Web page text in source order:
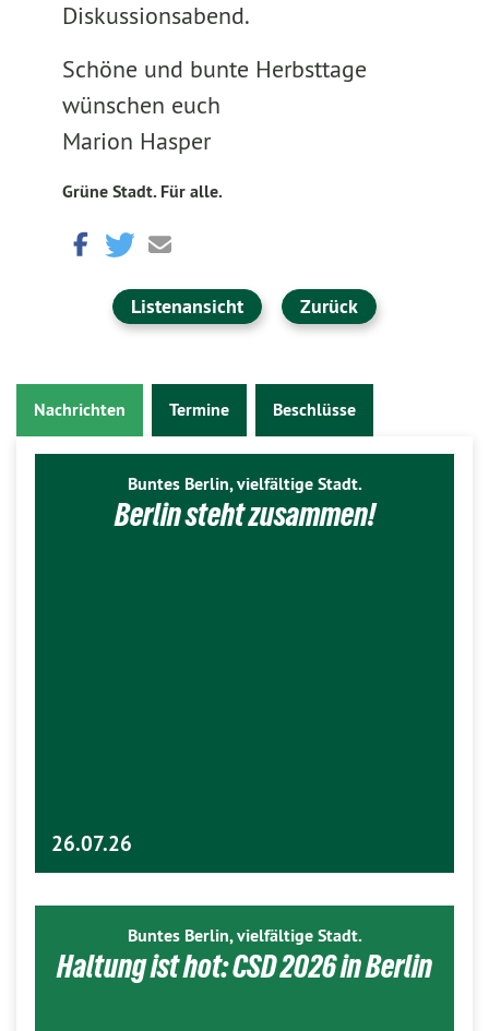
Diskussionsabend.
Schöne und bunte Herbsttage
wünschen euch
Marion Hasper
Grüne Stadt. Für alle.
Listenansicht Zurück
Nachrichten Termine Beschlüsse
Buntes Berlin, vielfältige Stadt.
Berlin steht zusammen!
26.07.26
Buntes Berlin, vielfältige Stadt.
Haltung ist hot: CSD 2026 in Berlin